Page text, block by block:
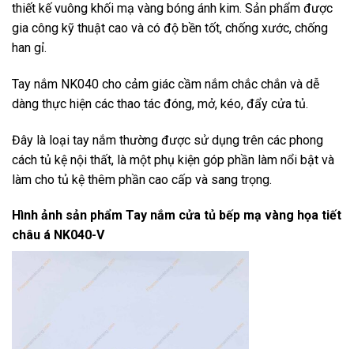
thiết kế vuông khối mạ vàng bóng ánh kim. Sản phẩm được
gia công kỹ thuật cao và có độ bền tốt, chống xước, chống
han gỉ.
Tay nắm NK040 cho cảm giác cầm nắm chắc chắn và dễ
dàng thực hiện các thao tác đóng, mở, kéo, đẩy cửa tủ.
Đây là loại tay nắm thường được sử dụng trên các phong
cách tủ kệ nội thất, là một phụ kiện góp phần làm nổi bật và
làm cho tủ kệ thêm phần cao cấp và sang trọng.
Hình ảnh sản phẩm Tay nắm cửa tủ bếp mạ vàng họa tiết
châu á NK040-V